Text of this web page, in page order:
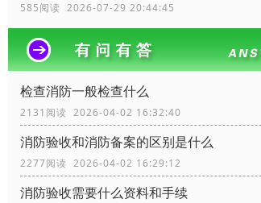
585阅读 2026-07-29 20:44:45
检查消防一般检查什么
2131阅读 2026-04-02 16:32:40
消防验收和消防备案的区别是什么
2277阅读 2026-04-02 16:29:12
消防验收需要什么资料和手续